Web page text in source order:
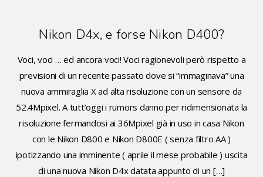
Nikon D4x, e forse Nikon D400?
Voci, voci … ed ancora voci! Voci ragionevoli però rispetto a
previsioni di un recente passato dove si “immaginava” una
nuova ammiraglia X ad alta risoluzione con un sensore da
52.4Mpixel. A tutt’oggi i rumors danno per ridimensionata la
risoluzione fermandosi ai 36Mpixel già in uso in casa Nikon
con le Nikon D800 e Nikon D800E ( senza filtro AA )
ipotizzando una imminente ( aprile il mese probabile ) uscita
di una nuova Nikon D4x datata appunto di un […]